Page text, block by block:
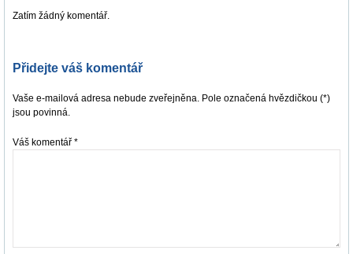
Zatím žádný komentář.
Přidejte váš komentář
Vaše e-mailová adresa nebude zveřejněna. Pole označená hvězdičkou (*)
jsou povinná.
Váš komentář *